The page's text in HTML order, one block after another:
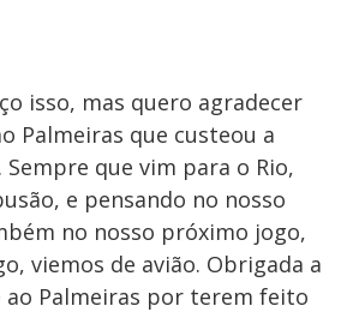
isso, mas quero agradecer
Palmeiras que custeou a
Sempre que vim para o Rio,
e pensando no nosso
no nosso próximo jogo,
viemos de avião. Obrigada a
ao Palmeiras por terem feito